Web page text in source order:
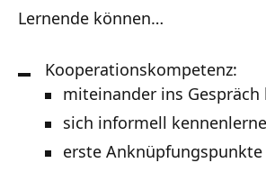
Lernende können…
Kooperationskompetenz:
miteinander ins Gespräch
sich informell
erste